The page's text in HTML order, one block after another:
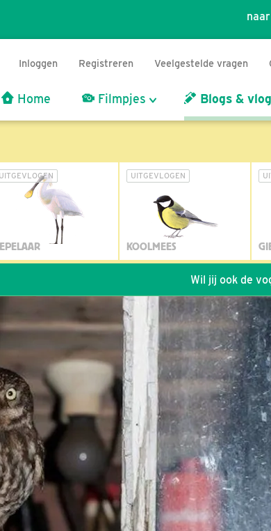
Inloggen Registreren Veelgestelde vragen
Home Filmpjes Blogs &
UITGEVLOGEN UITGEVLOGEN
KOOLMEES
Wil jij ook de vogels